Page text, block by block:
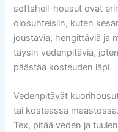
softshell-housut ovat
olosuhteisiin, kuten
joustavia, hengittäviä ja
täysin vedenpitäviä,
päästää kosteuden läpi.
Vedenpitävät
tai kosteassa
Tex, pitää veden ja